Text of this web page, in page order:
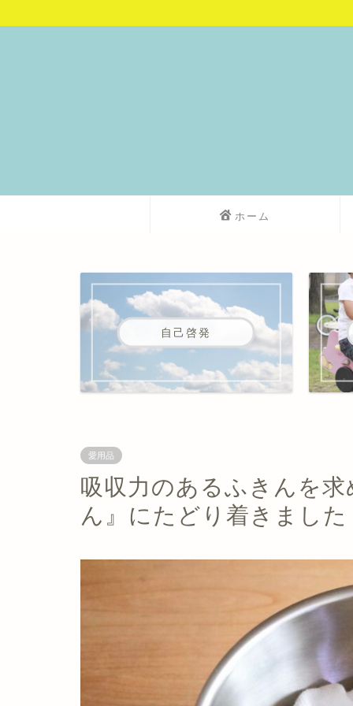
ホーム
自己啓発
愛用品
吸収力のあるふきんを
ん』にたどり着きました